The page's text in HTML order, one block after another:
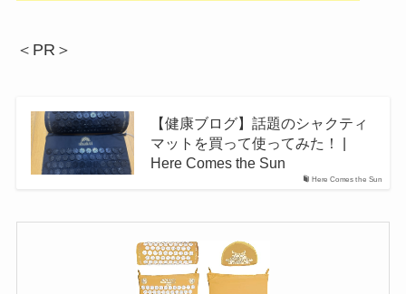
＜PR＞
Here Comes the Sun
【健康ブログ】話題のシャクティ
マットを買って使ってみた！ |
Here Comes the Sun